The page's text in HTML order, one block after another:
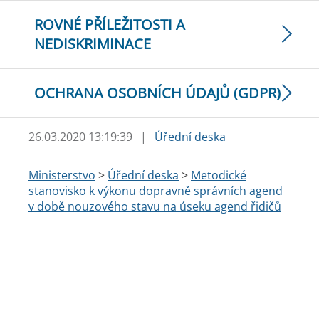
ROVNÉ PŘÍLEŽITOSTI A
NEDISKRIMINACE
OCHRANA OSOBNÍCH ÚDAJŮ (GDPR)
26.03.2020 13:19:39 | Úřední deska
Ministerstvo > Úřední deska > Metodické
stanovisko k výkonu dopravně správních agend
v době nouzového stavu na úseku agend řidičů